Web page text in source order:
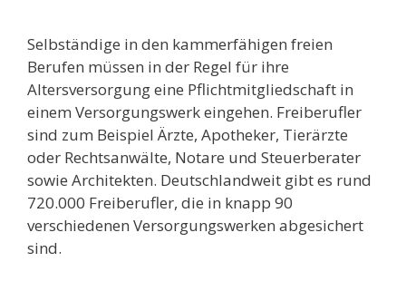
Selbständige in den kammerfähigen freien
Berufen müssen in der Regel für ihre
Altersversorgung eine Pflichtmitgliedschaft in
einem Versorgungswerk eingehen. Freiberufler
sind zum Beispiel Ärzte, Apotheker, Tierärzte
oder Rechtsanwälte, Notare und Steuerberater
sowie Architekten. Deutschlandweit gibt es rund
720.000 Freiberufler, die in knapp 90
verschiedenen Versorgungswerken abgesichert
sind.